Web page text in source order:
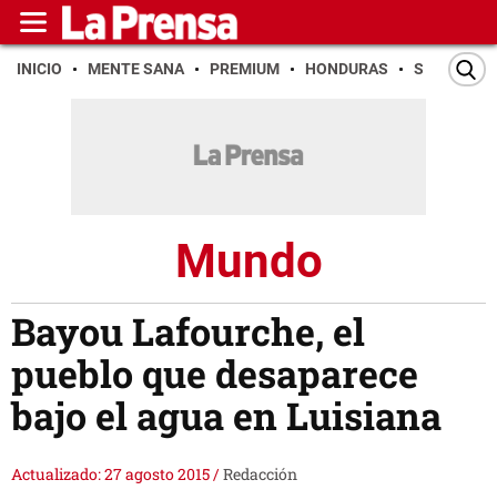
INICIO MENTE SANA PREMIUM HONDURAS SAN PEDRO
Mundo
Bayou Lafourche, el
pueblo que desaparece
bajo el agua en Luisiana
Actualizado: 27 agosto 2015/Redacción